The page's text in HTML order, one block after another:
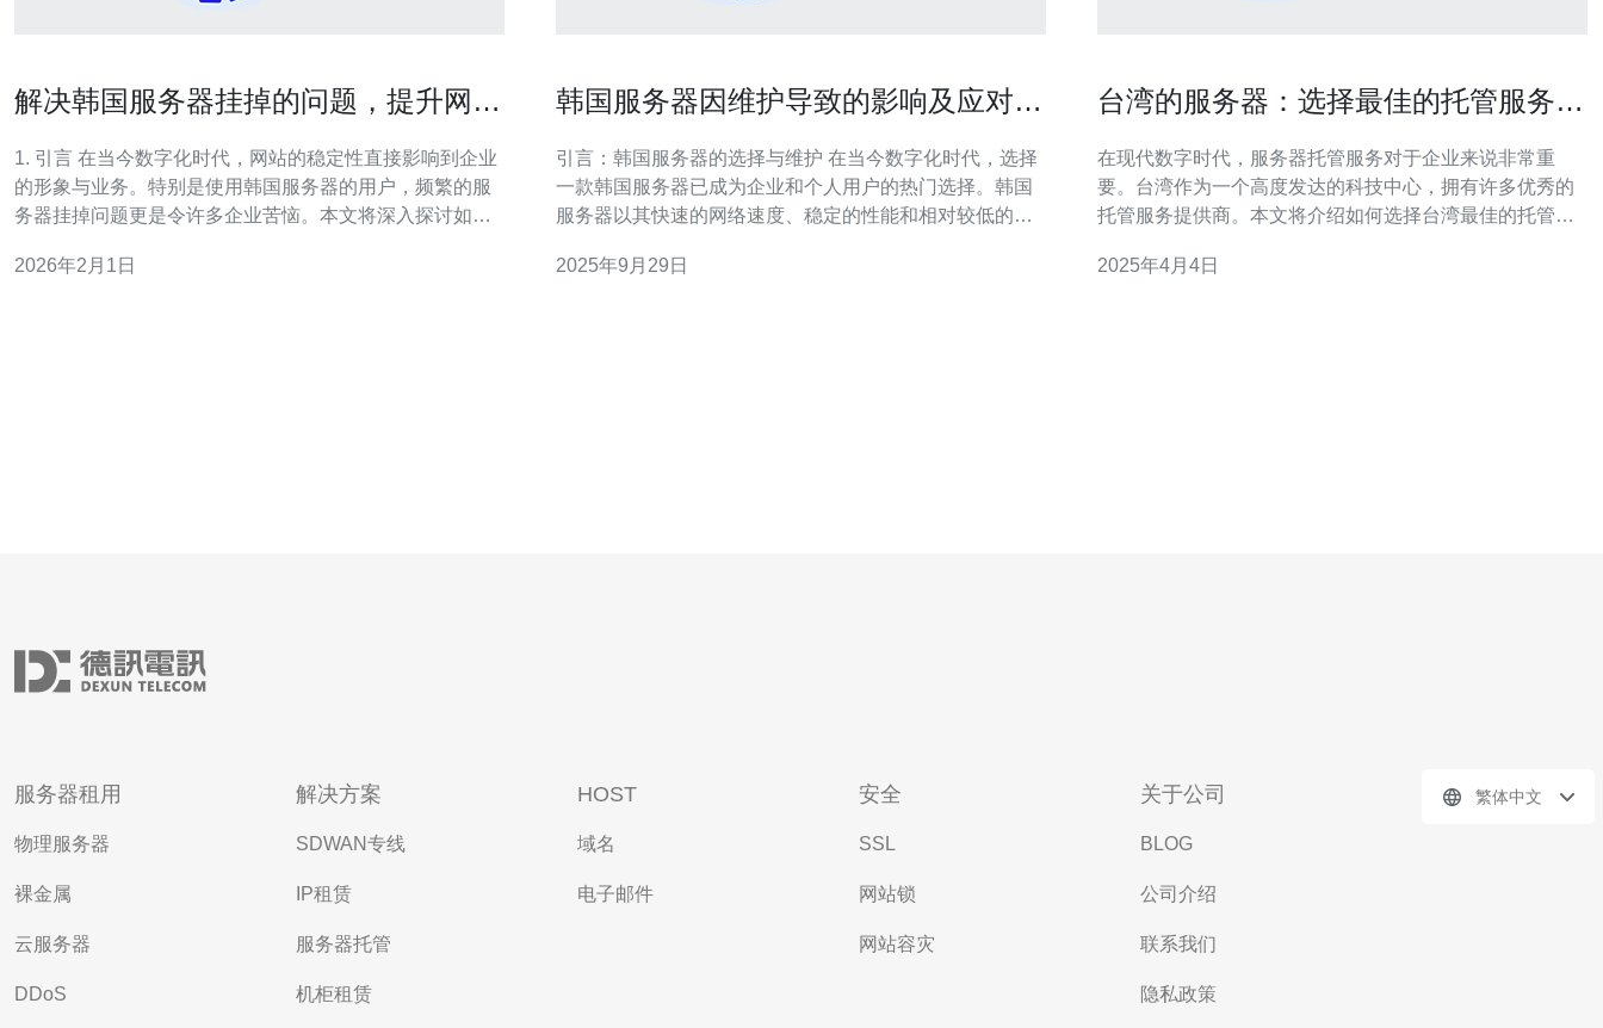
解决韩国服务器挂掉的问题，提升网站
1. 引言 在当今数字化时代，网站的稳定性直接影响到企业
的形象与业务。特别是使用韩国服务器的用户，频繁的服
务器挂掉问题更是令许多企业苦恼。本文将深入探讨如何
器的特点 韩国服务器因其优越的网络带宽和地理位置，成
2026年2月1日
韩国服务器因维护导致的影响及应对措
引言：韩国服务器的选择与维护 在当今数字化时代，选择
一款韩国服务器已成为企业和个人用户的热门选择。韩国
服务器以其快速的网络速度、稳定的性能和相对较低的价
稳定运行的重要环节。维护过程中可能会产生一些影响，
2025年9月29日
台湾的服务器：选择最佳的托管服务提
在现代数字时代，服务器托管服务对于企业来说非常重
要。台湾作为一个高度发达的科技中心，拥有许多优秀的
托管服务提供商。本文将介绍如何选择台湾最佳的托管服
供商至关重要。这意味着提供商应具备强大的基础设施和
2025年4月4日
服务器租用
物理服务器
裸金属
云服务器
DDoS
解决方案
SDWAN专线
IP租赁
服务器托管
机柜租赁
HOST
域名
电子邮件
安全
SSL
网站锁
网站容灾
关于公司
BLOG
公司介绍
联系我们
隐私政策
繁体中文